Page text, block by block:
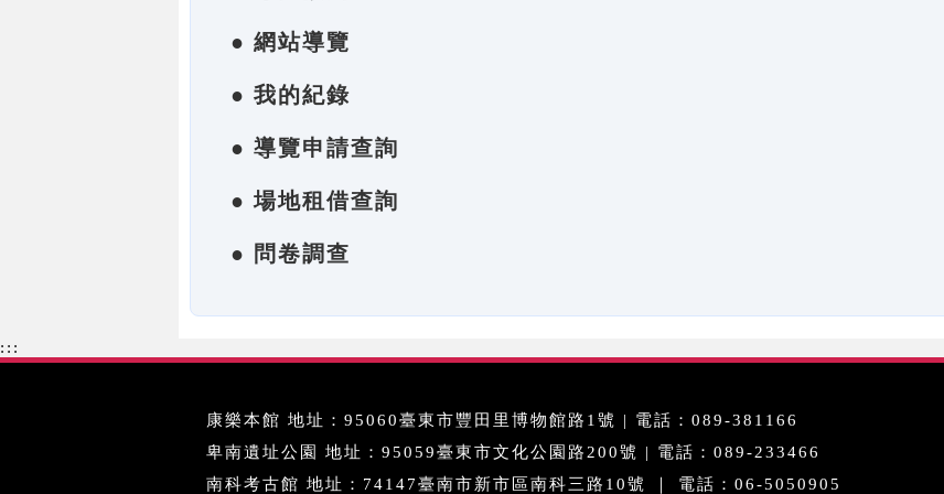
● 網站導覽
● 我的紀錄
● 導覽申請查詢
● 場地租借查詢
● 問卷調查
:::
康樂本館 地址：95060臺東市豐田里博物館路1號 | 電話：089-381166
卑南遺址公園 地址：95059臺東市文化公園路200號 | 電話：089-233466
南科考古館 地址：74147臺南市新市區南科三路10號 ｜ 電話：06-5050905